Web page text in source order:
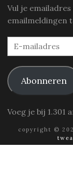
Vul je
emailmeldingen
E-
mailadres
Abonneren
Voeg je bij 1.301
copyright ©